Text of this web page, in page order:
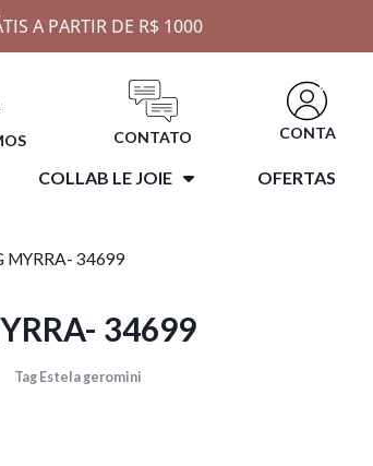
A PARTIR DE R$ 1000
CONTATO CONTA
COLLAB LE JOIE OFERTAS
MYRRA- 34699
34699
Tag Estela geromini